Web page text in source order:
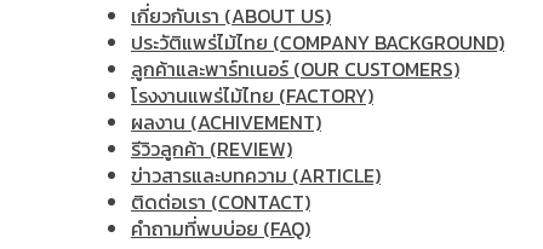
เกี่ยวกับเรา (ABOUT US)
ประวัติแพร่ไม้ไทย (COMPANY BACKGROUND)
ลูกค้าและพาร์ทเนอร์ (OUR CUSTOMERS)
โรงงานแพร่ไม้ไทย (FACTORY)
ผลงาน (ACHIVEMENT)
รีวิวลูกค้า (REVIEW)
ข่าวสารและบทความ (ARTICLE)
ติดต่อเรา (CONTACT)
คำถามที่พบบ่อย (FAQ)